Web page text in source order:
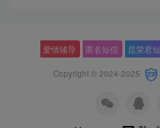
爱情辅导 匿名短信 昆荣君
Copyright © 2024-2025